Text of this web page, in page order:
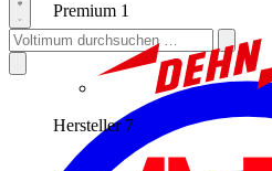
Premium 1
Hersteller 7